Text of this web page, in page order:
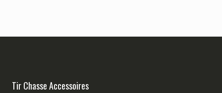
Tir Chasse Accessoires